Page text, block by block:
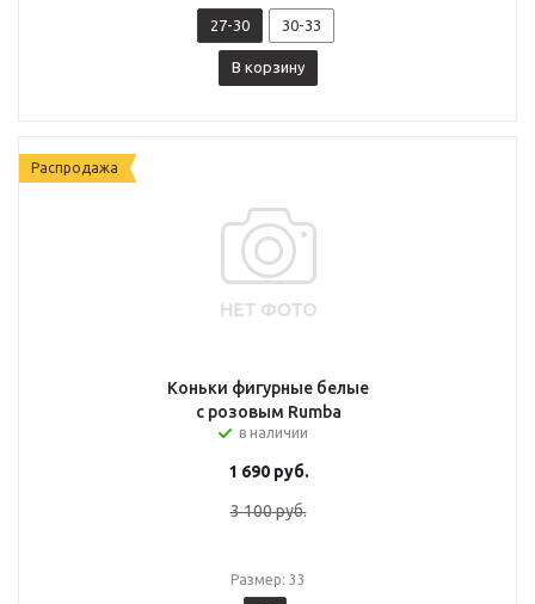
27-30 30-33
В корзину
Распродажа
Коньки фигурные белые
с розовым Rumba
в наличии
1 690руб.
3 100руб.
Размер: 33